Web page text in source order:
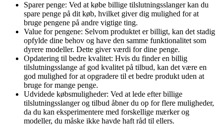
Sparer penge: Ved at købe billige tilslutningsslanger kan du
spare penge på dit køb, hvilket giver dig mulighed for at
bruge pengene på andre vigtige ting.
Value for pengene: Selvom produktet er billigt, kan det stadig
opfylde dine behov og have den samme funktionalitet som
dyrere modeller. Dette giver værdi for dine penge.
Opdatering til bedre kvalitet: Hvis du finder en billig
tilslutningsslange af god kvalitet på tilbud, kan det være en
god mulighed for at opgradere til et bedre produkt uden at
bruge for mange penge.
Udvidede købsmuligheder: Ved at lede efter billige
tilslutningsslanger og tilbud åbner du op for flere muligheder,
da du kan eksperimentere med forskellige mærker og
modeller, du måske ikke havde haft råd til ellers.